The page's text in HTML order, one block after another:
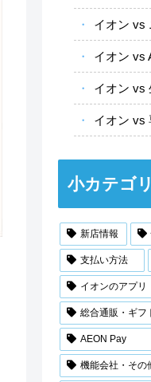
イオン vs
イオン vs
イオン vs
イオン vs
小カテゴ
新店情報
支払い方法
イオンのアプリ
総合通販・ギフ
AEON Pay
機能会社・その